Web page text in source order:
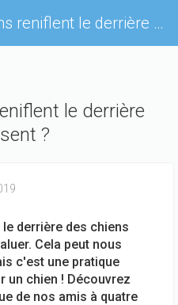
Pourquoi les chiens reniflent le derrière des chiens qu'ils croisent ?
le derrière
?
derrière des chiens
Cela peut nous
c'est une pratique
un chien ! Découvrez
de nos amis à quatre